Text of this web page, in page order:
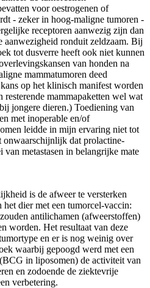
voor oestrogenen of
- zeker in hoog-maligne tumoren -
receptoren aanwezig zijn dan
aanwezigheid ronduit zeldzaam. Bij
tot dusverre heeft ook niet kunnen
van honden na
mammatumoren deed
op het klinisch manifest worden
resterende mammapaketten wel wat
jongere dieren.) Toediening van
met inoperable en/of
leidde in mijn ervaring niet tot
dat prolactine-
metastasen in belangrijke mate
is de afweer te versterken
dier met een tumorcel-vaccin:
antilichamen (afweerstoffen)
worden. Het resultaat van deze
en er is nog weinig over
waarbij gepoogd werd met een
in liposomen) de activiteit van
en zodoende de ziektevrije
verbetering.